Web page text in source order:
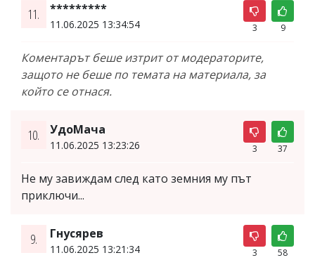
11. *********
11.06.2025 13:34:54 3 9
Коментарът беше изтрит от модераторите,
защото не беше по темата на материала, за
който се отнася.
10. УдоМача
11.06.2025 13:23:26 3 37
Не му завиждам след като земния му път
приключи...
9. Гнусярев
11.06.2025 13:21:34 3 58